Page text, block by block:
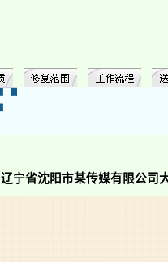
辽宁省沈阳市某传媒有限公司